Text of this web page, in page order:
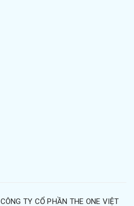
CÔNG TY CỔ PHẦN THE ONE VIỆT